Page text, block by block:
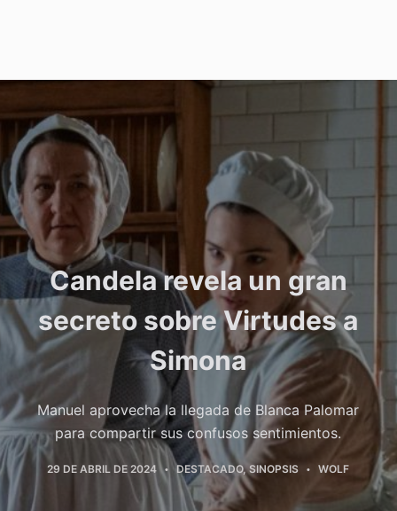
Candela revela un gran
secreto sobre Virtudes a
Simona
Manuel aprovecha la llegada de Blanca Palomar
para compartir sus confusos sentimientos.
29 DE ABRIL DE 2024 DESTACADO,SINOPSIS WOLF